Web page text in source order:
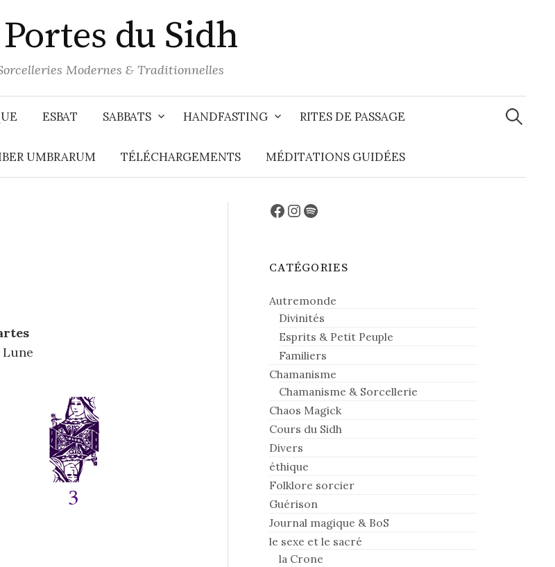
du Sidh
Modernes & Traditionnelles
ESBAT SABBATS HANDFASTING RITES DE PASSAGE
UMBRARUM TÉLÉCHARGEMENTS MÉDITATIONS GUIDÉES
Facebook
Instagram
Spotify
CATÉGORIES
Autremonde
Divinités
Esprits & Petit Peuple
Familiers
Chamanisme
Chamanisme & Sorcellerie
Chaos Magick
Cours du Sidh
Divers
éthique
Folklore sorcier
Guérison
Journal magique & BoS
le sexe et le sacré
la Crone